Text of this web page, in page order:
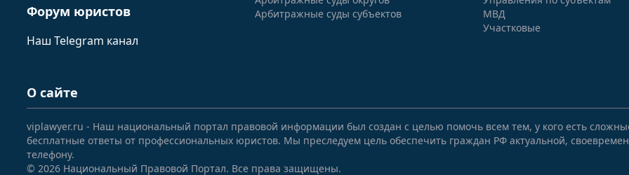
Форум юристов
Наш Telegram канал
Арбитражные суды субъектов
МВД
Участковые
О сайте
viplawyer.ru - Наш национальный портал правовой информации был создан с целью помочь всем тем, у кого есть
бесплатные ответы от профессиональных юристов. Мы преследуем цель обеспечить граждан РФ актуальной,
телефону.
© 2026 Национальный Правовой Портал. Все права защищены.